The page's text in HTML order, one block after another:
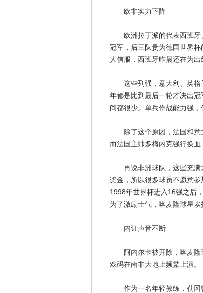
欧非实力下降
欧洲拉丁派的代表西班牙
冠军，后三队贵为德国世界
人信服，西班牙昨晨还在为出
这些列强，意大利、英格
年都是比到最后一轮才决出
间都很少。单兵作战能力强
除了这个原因，法国和意
而法国主帅多梅内克强行换血
再说非洲球队，这些充满
奖金，所以很多球员不愿意
1998年世界杯进入16强之后
为了激励士气，喀麦隆球星埃
内讧声音不断
阿内尔卡被开除，喀麦隆
戏码在南非大地上频繁上演。
作为一名年轻教练，勒冈曾